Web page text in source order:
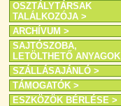
OSZTÁLYTÁRSAK
TALÁLKOZÓJA >
ARCHÍVUM >
SAJTÓSZOBA,
LETÖLTHETŐ
SZÁLLÁSAJÁNLÓ >
TÁMOGATÓK >
ESZKÖZÖK BÉRLÉSE >